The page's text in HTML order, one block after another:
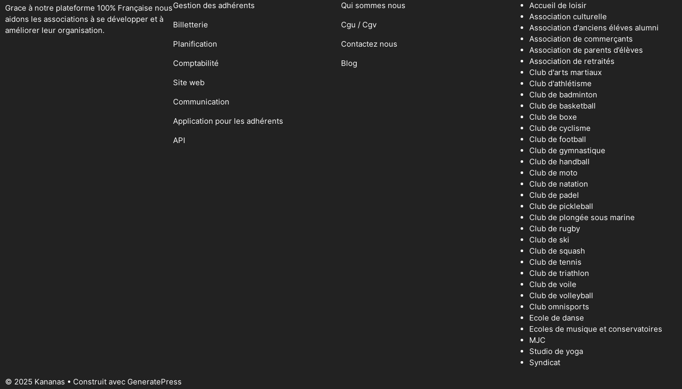
Grace à notre plateforme 100% Française nous
aidons les associations à se développer et à
améliorer leur organisation.
Gestion des adhérents
Billetterie
Planification
Comptabilité
Site web
Communication
Application pour les adhérents
API
Qui sommes nous
Cgu / Cgv
Contactez nous
Blog
Accueil de loisir
Association culturelle
Association d'anciens éléves alumni
Association de commerçants
Association de parents d’élèves
Association de retraités
Club d'arts martiaux
Club d'athlétisme
Club de badminton
Club de basketball
Club de boxe
Club de cyclisme
Club de football
Club de gymnastique
Club de handball
Club de moto
Club de natation
Club de padel
Club de pickleball
Club de plongée sous marine
Club de rugby
Club de ski
Club de squash
Club de tennis
Club de triathlon
Club de voile
Club de volleyball
Club omnisports
Ecole de danse
Ecoles de musique et conservatoires
MJC
Studio de yoga
Syndicat
© 2025 Kananas • Construit avec GeneratePress